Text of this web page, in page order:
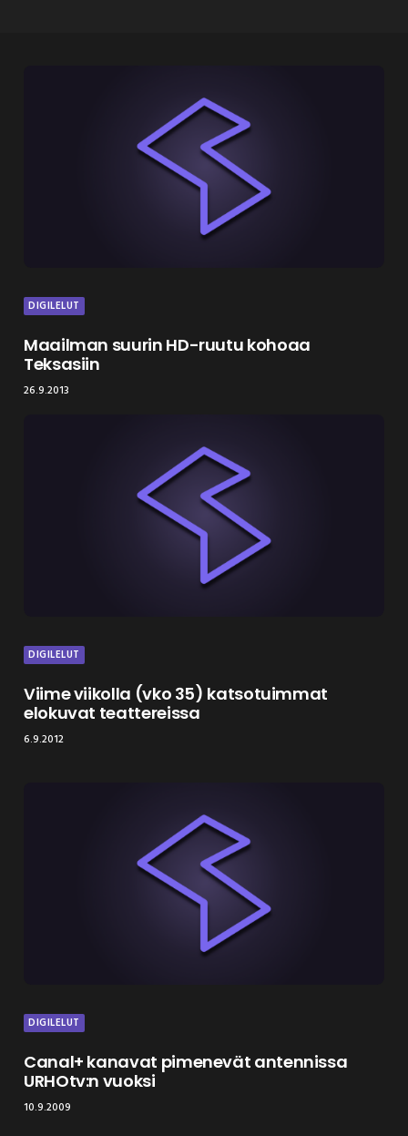
DIGILELUT
Maailman suurin HD-ruutu kohoaa
Teksasiin
26.9.2013
DIGILELUT
Viime viikolla (vko 35) katsotuimmat
elokuvat teattereissa
6.9.2012
DIGILELUT
Canal+ kanavat pimenevät antennissa
URHOtv:n vuoksi
10.9.2009